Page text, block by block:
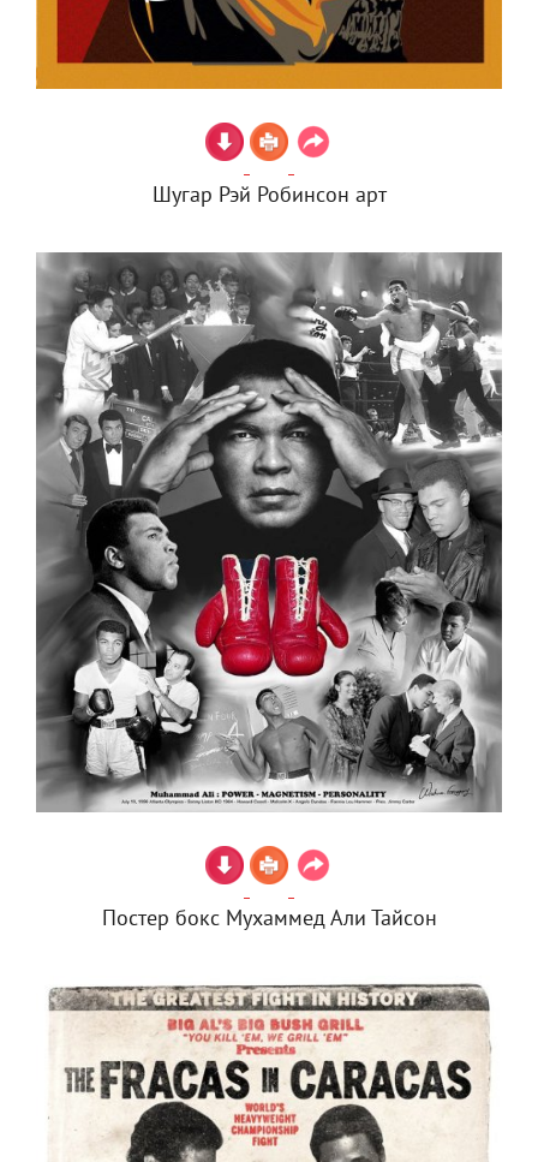
Шугар Рэй Робинсон арт
Постер бокс Мухаммед Али Тайсон